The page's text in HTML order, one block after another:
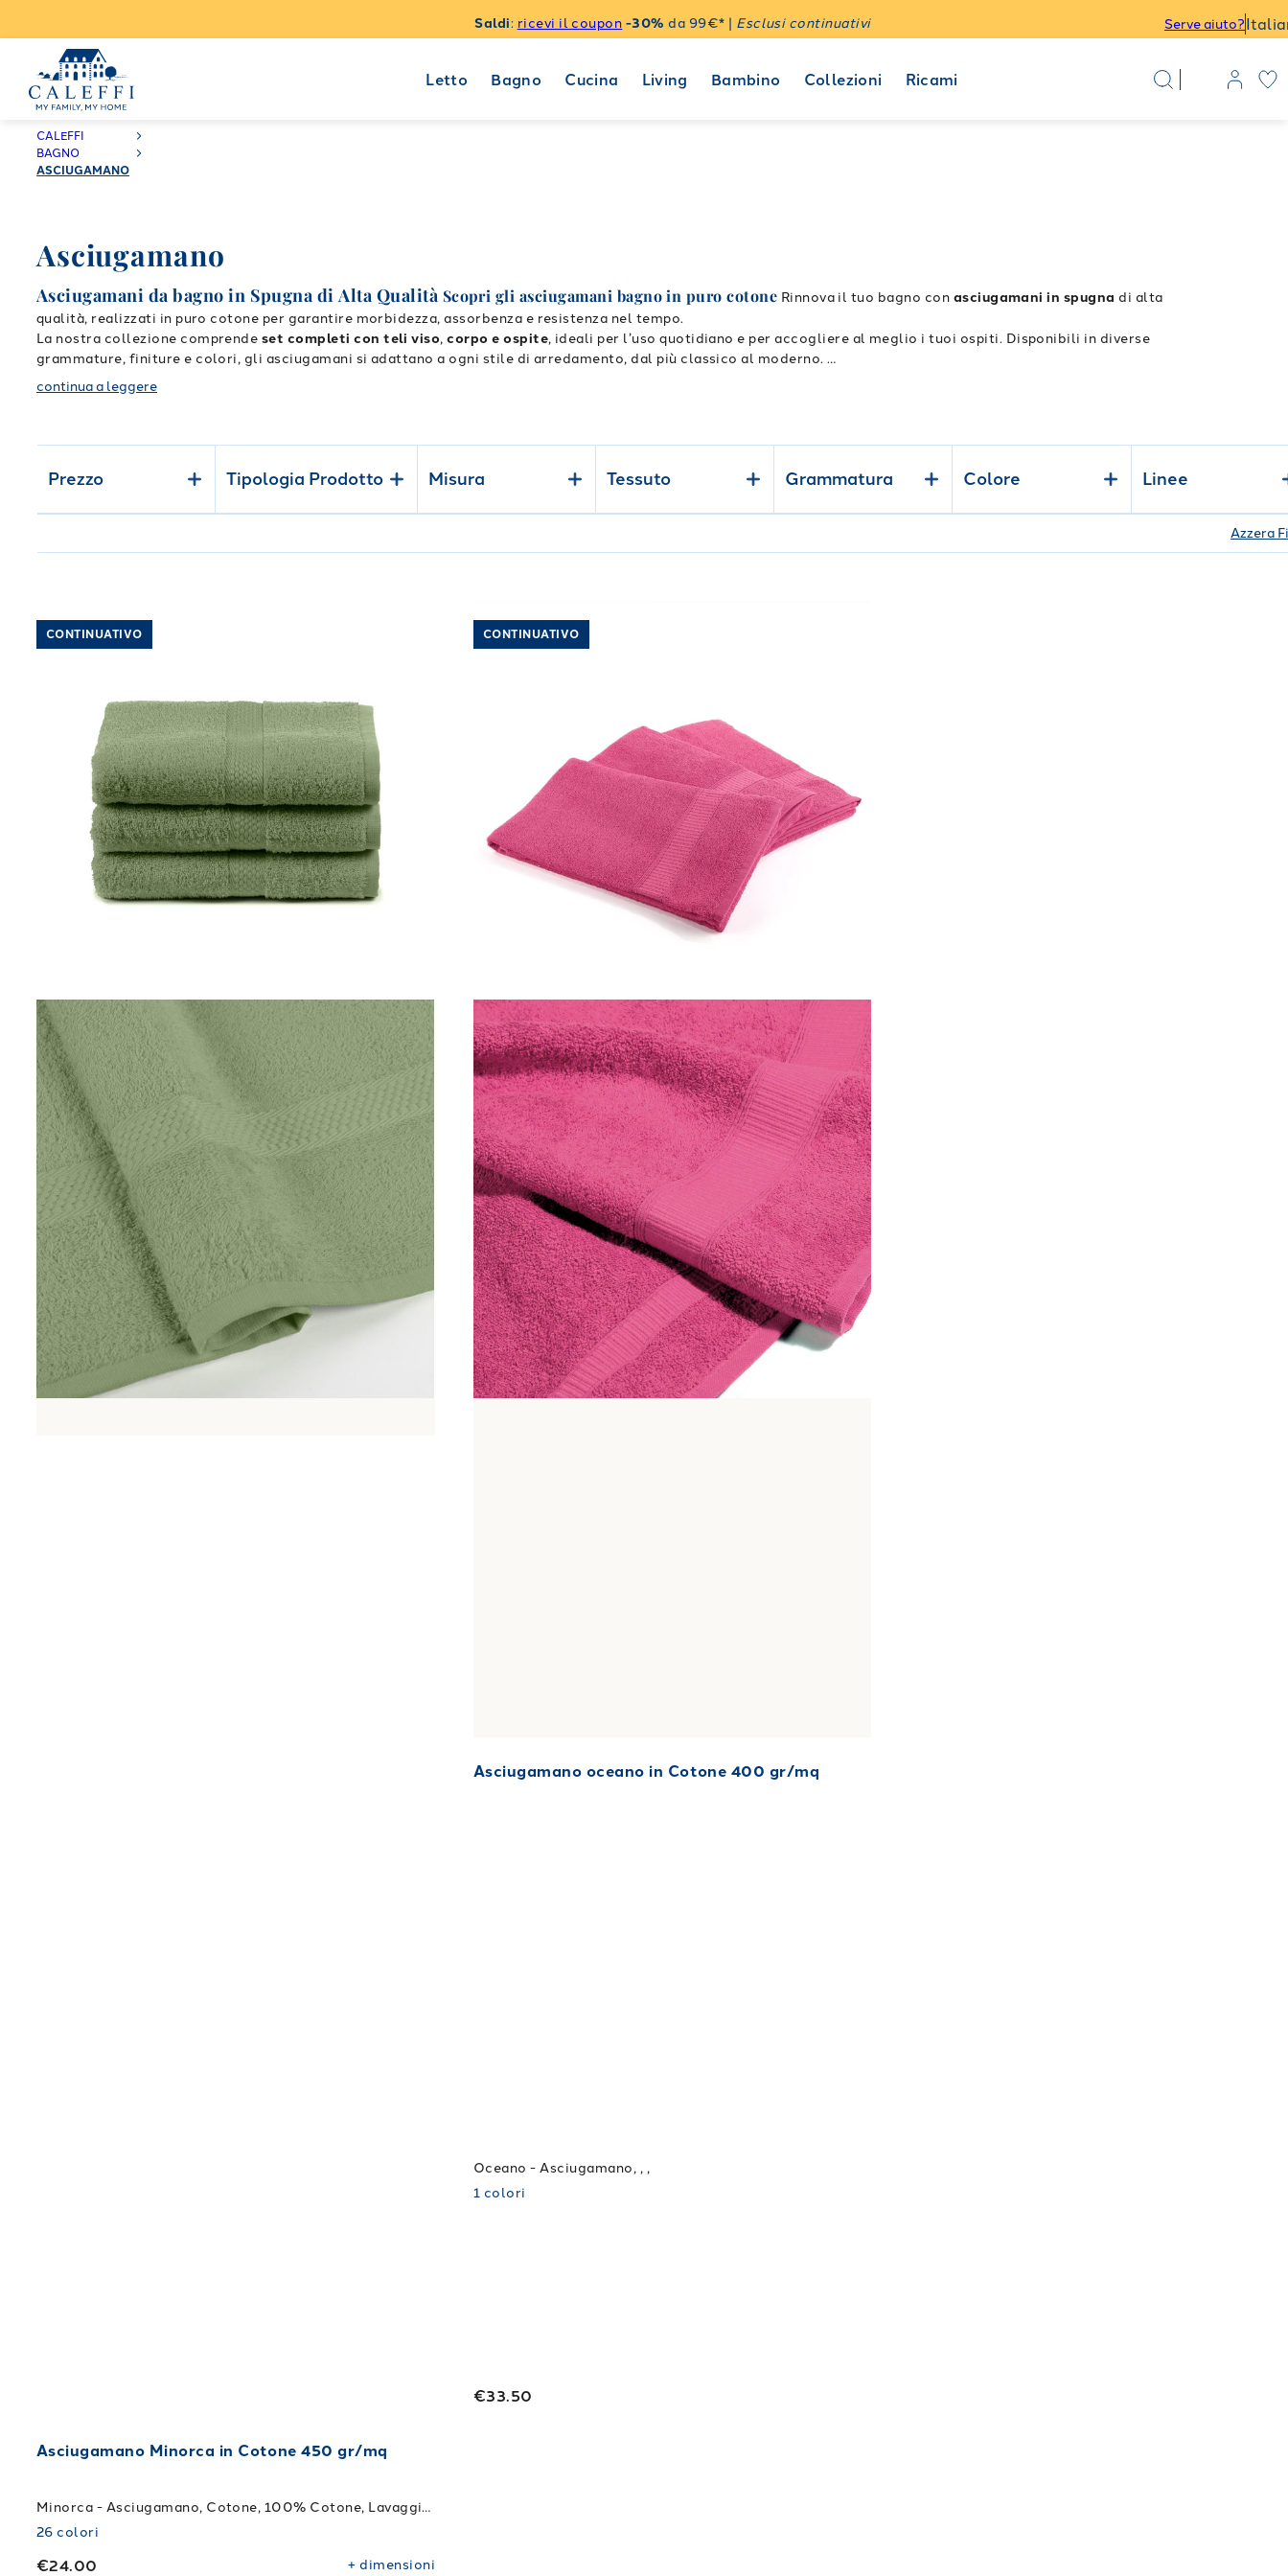
Saldi: ricevi il coupon -30% da 99€* | Esclusi continuativi Serve aiuto?
Letto Bagno Cucina Living Bambino Collezioni Ricami
CALEFFI
BAGNO
ASCIUGAMANO
Asciugamano
Asciugamani da bagno in Spugna di Alta Qualità Scopri gli asciugamani bagno in puro cotone Rinnova il tuo bagno con asciugamani in spugna di alta
qualità, realizzati in puro cotone per garantire morbidezza, assorbenza e resistenza nel tempo.
La nostra collezione comprende set completi con teli viso,corpo e ospite, ideali per l’uso quotidiano e per accogliere al meglio i tuoi ospiti. Disponibili in diverse
grammature, finiture e colori, gli asciugamani si adattano a ogni stile di arredamento, dal più classico al moderno.
Sono perfetti anche per la palestra, la piscina o i viaggi, grazie alla loro leggerezza e capacità di asciugatura rapida.
Scegli tra varianti in spugna bouclé, nido d’ape o a trama compatta, tutte pensate per offrirti il massimo comfort. Ogni asciugamano nasce da un’accurata selezione dei
continua a leggere
Prezzo Tipologia Prodotto Misura Tessuto Grammatura Colore Linee
Azzera
CONTINUATIVO
Asciugamano Minorca in Cotone 450 gr/mq
Minorca - Asciugamano, Cotone, 100% Cotone, Lavaggio a 40¬¨‚àûC. + Asciugatrice
26 colori
€24.00 +dimensioni
CONTINUATIVO
Asciugamano oceano in Cotone 400 gr/mq
Oceano - Asciugamano, , ,
1 colori
€33.50